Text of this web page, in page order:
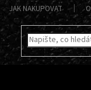
JAK NAKUPOVAT